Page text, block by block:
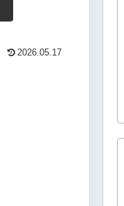
2026.05.17